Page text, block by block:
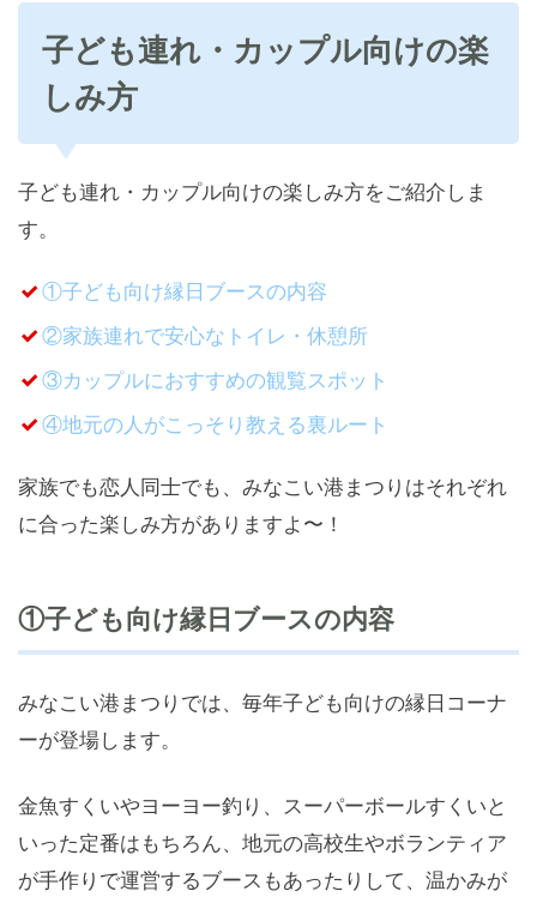
子ども連れ・カップル向けの楽
しみ方
子ども連れ・カップル向けの楽しみ方をご紹介しま
す。
①子ども向け縁日ブースの内容
②家族連れで安心なトイレ・休憩所
③カップルにおすすめの観覧スポット
④地元の人がこっそり教える裏ルート
家族でも恋人同士でも、みなこい港まつりはそれぞれ
に合った楽しみ方がありますよ〜！
①子ども向け縁日ブースの内容
みなこい港まつりでは、毎年子ども向けの縁日コーナ
ーが登場します。
金魚すくいやヨーヨー釣り、スーパーボールすくいと
いった定番はもちろん、地元の高校生やボランティア
が手作りで運営するブースもあったりして、温かみが